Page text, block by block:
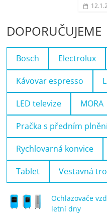
DOPORUČUJEME
Bosch Electrolux
Kávovar espresso
LED televize MORA
Pračka s předním
Rychlovarná konvice
Tablet Vestavná
Ochlazovače
letní dny